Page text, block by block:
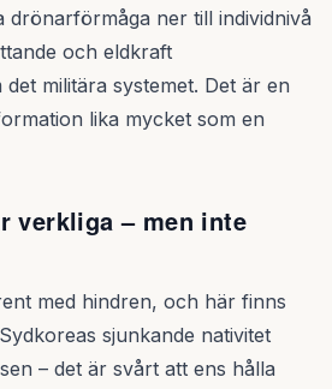
drönarförmåga ner till individnivå
och eldkraft
militära systemet. Det är en
lika mycket som en
verkliga – men inte
med hindren, och här finns
sjunkande nativitet
– det är svårt att ens hålla